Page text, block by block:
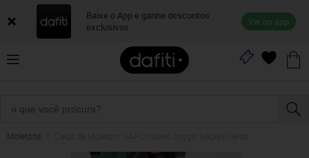
Baixe o App e ganhe descontos
exclusivos
Ver no app
Moletons